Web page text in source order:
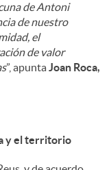
de Antoni
de nuestro
el
de valor
”, apuntaJoan Roca,
y el territorio